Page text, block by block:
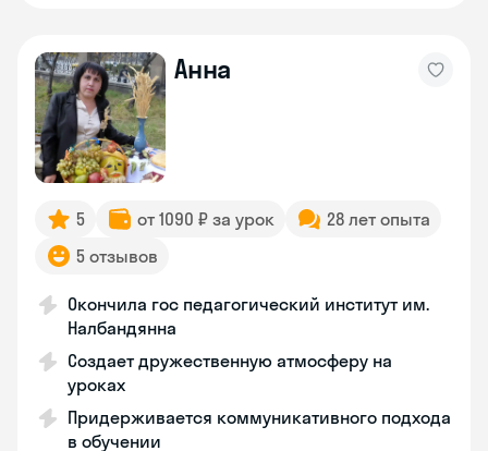
Анна
5 от 1090 ₽ за урок
28 лет опыта
5 отзывов
Окончила гос педагогический институт им.
Налбандянна
Создает дружественную атмосферу на
уроках
Придерживается коммуникативного подхода
в обучении